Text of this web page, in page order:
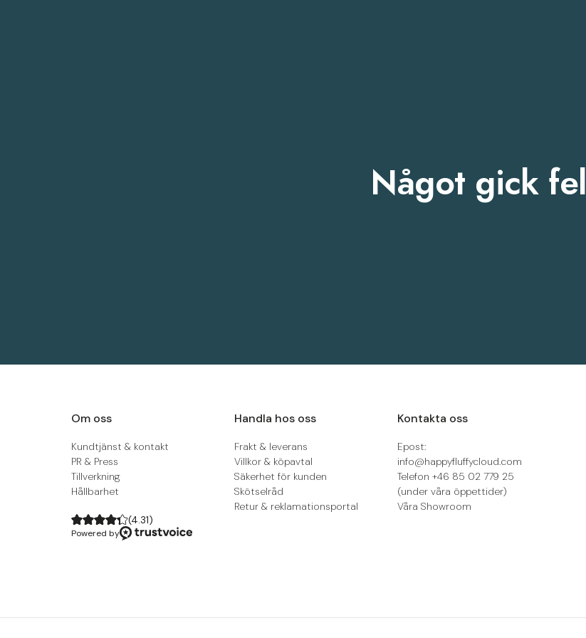
Något gick fel
Om oss
Kundtjänst & kontakt
PR & Press
Tillverkning
Hållbarhet
Handla hos oss
Frakt & leverans
Villkor & köpavtal
Säkerhet för kunden
Skötselråd
Retur & reklamationsportal
Kontakta oss
Epost:
info@happyfluffycloud.com
Telefon +46 85 02 779 25
(under våra öppettider)
Våra Showroom
(4.31)
Powered by